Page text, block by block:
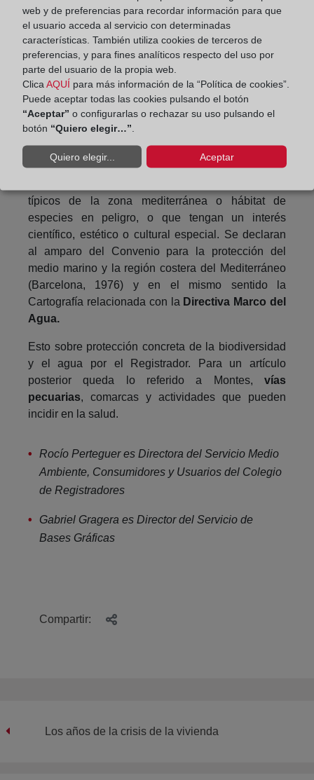
sensibilidad y fragilidad de las costas
se preserva
por el Registrador su conservación y protección,
para garantizar su uso público, regular la utilización
racional de los bienes y conseguir un adecuado
nivel de calidad de las aguas y de la ribera del mar.
También lasZonas Especialmente Protegidas de
Importancia para el Mediterráneo que nos permite
la visualización y consulta del conjunto de datos de
los espacios costeros y marinos protegidos que
garantizan la pervivencia de los valores y recursos
típicos de la zona mediterránea o hábitat de
especies en peligro, o que tengan un interés
científico, estético o cultural especial. Se declaran
al amparo del Convenio para la protección del
medio marino y la región costera del Mediterráneo
(Barcelona, 1976) y en el mismo sentido la
Cartografía relacionada con la Directiva Marco del
Agua.
Esto sobre protección concreta de la biodiversidad
y el agua por el Registrador. Para un artículo
posterior queda lo referido a Montes, vías
pecuarias, comarcas y actividades que pueden
incidir en la salud.
Rocío Perteguer es Directora del Servicio Medio
Ambiente, Consumidores y Usuarios del Colegio
de Registradores
Gabriel Gragera es Director del Servicio de
Bases Gráficas
Compartir:
Los años de la crisis de la vivienda
web y de preferencias para recordar información para que
el usuario acceda al servicio con determinadas
características. También utiliza cookies de terceros de
preferencias, y para fines analíticos respecto del uso por
parte del usuario de la propia web.
Clica AQUÍ para más información de la “Política de cookies”.
Puede aceptar todas las cookies pulsando el botón
“Aceptar” o configurarlas o rechazar su uso pulsando el
botón “Quiero elegir…”
Quiero elegir... Aceptar